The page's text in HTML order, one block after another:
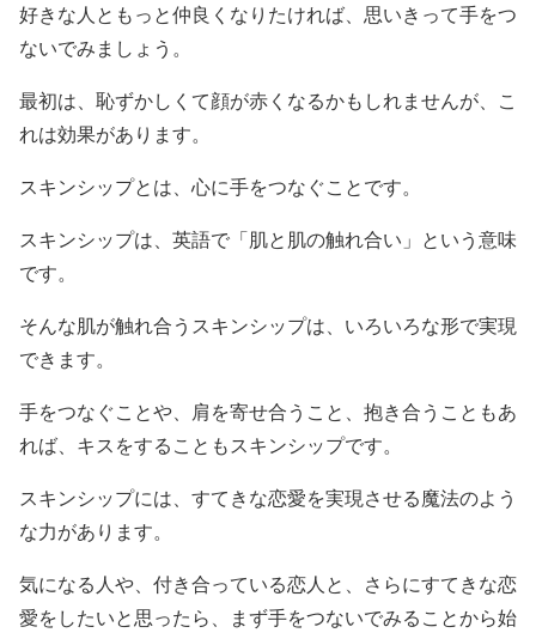
好きな人ともっと仲良くなりたければ、思いきって手をつ
ないでみましょう。
最初は、恥ずかしくて顔が赤くなるかもしれませんが、こ
れは効果があります。
スキンシップとは、心に手をつなぐことです。
スキンシップは、英語で「肌と肌の触れ合い」という意味
です。
そんな肌が触れ合うスキンシップは、いろいろな形で実現
できます。
手をつなぐことや、肩を寄せ合うこと、抱き合うこともあ
れば、キスをすることもスキンシップです。
スキンシップには、すてきな恋愛を実現させる魔法のよう
な力があります。
気になる人や、付き合っている恋人と、さらにすてきな恋
愛をしたいと思ったら、まず手をつないでみることから始